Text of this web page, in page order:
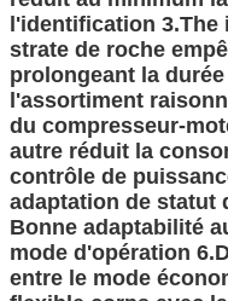
l'identification 3.The
strate de roche
prolongeant la
l'assortiment
du compresseur-
autre réduit la
contrôle de
adaptation de statut
Bonne adaptabilité
mode d'opération
entre le mode